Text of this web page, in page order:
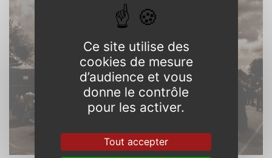
Ce site utilise des
cookies de mesure
d’audience et vous
donne le contrôle
pour les activer.
Tout accepter